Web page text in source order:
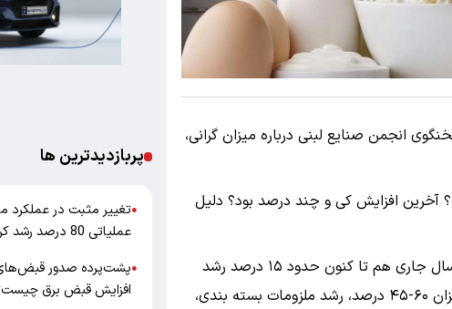
انجمن صنایع لبنی درباره میزان گرانی،
آخرین افزایش کی و چند درصد بود؟ دلیل
قیمت لبنیات در سال گذشته حدود ۶۰ درصد رشد داشته است در سال جاری هم تا کنون حدود ۱۵ درصد رشد
قیمت را تجربه کرده است . دلیل افزایش قیمت رشد دستمزد به میزان ۶۰-۴۵ درصد، رشد ملزومات بسته بندی،
پربازدیدترین ها
●تغییر مثبت در عملکرد
عملیاتی 80 درصد رشد کرد
●پشت‌پرده صدور
افزایش قبض برق